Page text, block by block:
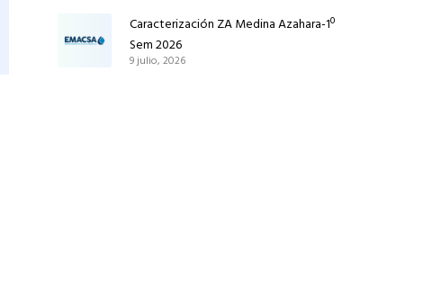
Caracterización ZA Medina Azahara-1º
Sem 2026
9 julio, 2026